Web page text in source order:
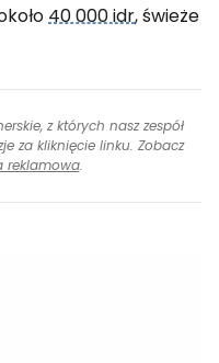
40 000 idr, świeże
z których nasz zespół
za kliknięcie linku. Zobacz
reklamowa.